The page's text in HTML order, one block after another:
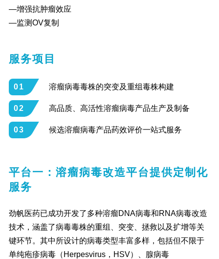
—增强抗肿瘤效应
—监测OV复制
服务项目
01 溶瘤病毒毒株的突变及重组毒株构建
02 高品质、高活性溶瘤病毒产品生产及制备
03 候选溶瘤病毒产品药效评价一站式服务
平台一：溶瘤病毒改造平台提供定制化
服务
劲帆医药已成功开发了多种溶瘤DNA病毒和RNA病毒改造
技术，涵盖了病毒毒株的重组、突变、拯救以及扩增等关
键环节。其中所设计的病毒类型丰富多样，包括但不限于
单纯疱疹病毒（Herpesvirus，HSV）、腺病毒